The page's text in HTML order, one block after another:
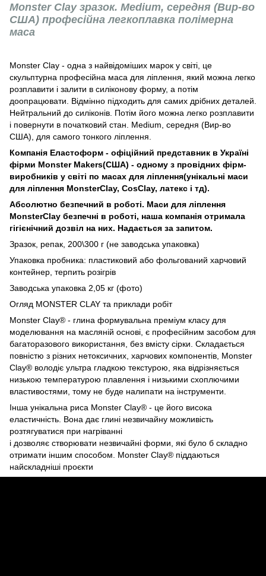
Monster Clay зразок. Medium, середня (Вир-во
США) професійна легкоплавка полімерна
маса
Monster Clay - одна з найвідоміших марок у світі, це
скульптурна професійна маса для ліплення, який можна легко
розплавити і залити в силіконову форму, а потім
доопрацювати. Відмінно підходить для самих дрібних деталей.
Нейтральний до силіконів. Потім його можна легко розплавити
і повернути в початковий стан. Medium, середня (Вир-во
США), для самого тонкого ліплення.
Компанія Еластоформ - офіційний представник в Україні
фірми Monster Makers(США) - одному з провідних фірм-
виробників у світі по масах для ліплення(унікальні маси
для ліплення MonsterClay, CosClay, латекс і тд).
Абсолютно безпечний в роботі. Маси для ліплення
MonsterClay безпечні в роботі, наша компанія отримала
гігієнічний дозвіл на них. Надається за запитом.
Зразок, репак, 200\300 г (не заводська упаковка)
Упаковка пробника: пластиковий або фольгований харчовий
контейнер, терпить розігрів
Заводська упаковка 2,05 кг (фото)
Огляд MONSTER CLAY та приклади робіт
Monster Clay® - глина формувальна преміум класу для
моделювання на масляній основі, є професійним засобом для
багаторазового використання, без вмісту сірки. Складається
повністю з різних нетоксичних, харчових компонентів, Monster
Clay® володіє ультра гладкою текстурою, яка відрізняється
низькою температурою плавлення і низькими схоплючими
властивостями, тому не буде налипати на інструменти.
Інша унікальна риса Monster Clay® - це його висока
еластичність. Вона дає глині незвичайну можливість
розтягуватися при нагріванні
і дозволяє створювати незвичайні форми, які було б складно
отримати іншим способом. Monster Clay® піддаються
найскладніші проєкти